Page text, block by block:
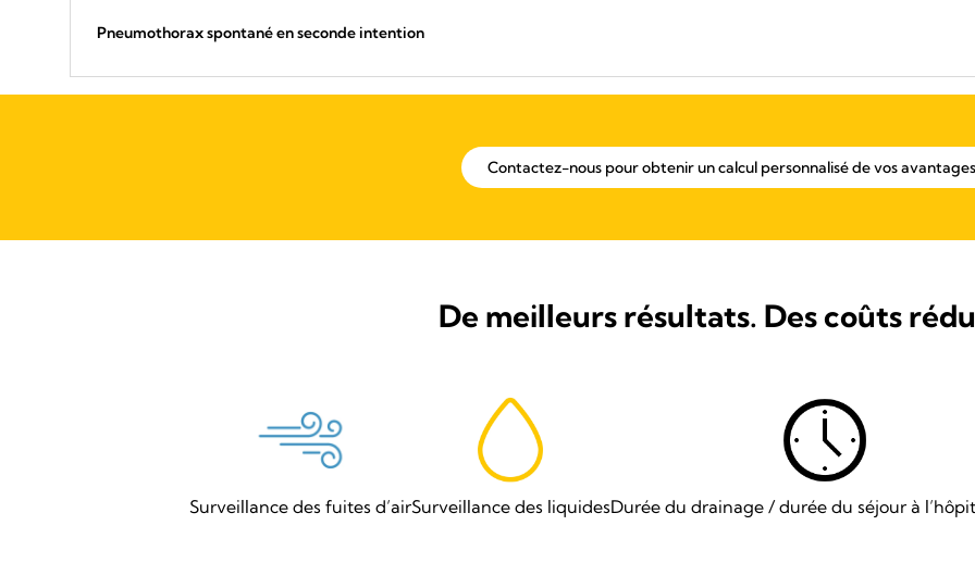
Pneumothorax spontané en seconde intention
Contactez-nous pour obtenir un calcul personnalisé de vos avantages
De meilleurs résultats. Des coûts
Surveillance des fuites d’airSurveillance des liquidesDurée du drainage / durée du séjour à